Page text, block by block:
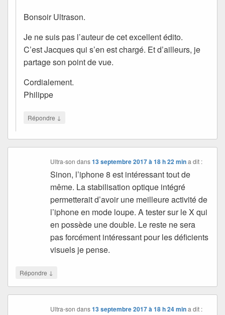
Bonsoir Ultrason.
Je ne suis pas l’auteur de cet excellent édito.
C’est Jacques qui s’en est chargé. Et d’ailleurs, je
partage son point de vue.
Cordialement.
Philippe
Répondre ↓
Ultra-son dans13 septembre 2017 à 18 h 22 min a dit :
Sinon, l’iphone 8 est intéressant tout de
même. La stabilisation optique intégré
permetterait d’avoir une meilleure activité de
l’iphone en mode loupe. A tester sur le X qui
en possède une double. Le reste ne sera
pas forcément intéressant pour les déficients
visuels je pense.
Répondre ↓
Ultra-son dans13 septembre 2017 à 18 h 24 min a dit :